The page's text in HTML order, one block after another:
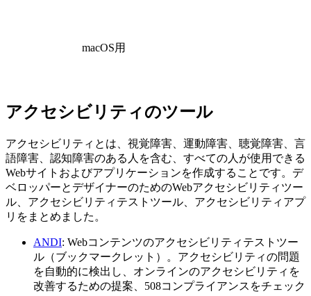
macOS用
アクセシビリティのツール
アクセシビリティとは、視覚障害、運動障害、聴覚障害、言
語障害、認知障害のある人を含む、すべての人が使用できる
Webサイトおよびアプリケーションを作成することです。デ
ベロッパーとデザイナーのためのWebアクセシビリティツー
ル、アクセシビリティテストツール、アクセシビリティアプ
リをまとめました。
ANDI: Webコンテンツのアクセシビリティテストツー
ル（ブックマークレット）。アクセシビリティの問題
を自動的に検出し、オンラインのアクセシビリティを
改善するための提案、508コンプライアンスをチェック